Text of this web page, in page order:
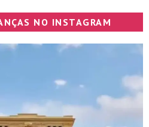
NO INSTAGRAM